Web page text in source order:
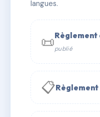
📞 Contacter Syndic
langues.
📜publié
📋